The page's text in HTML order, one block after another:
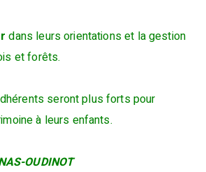
dans leurs orientations et la gestion
et forêts.
seront plus forts pour
à leurs enfants.
OUDINOT